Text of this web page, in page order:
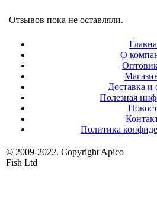
Отзывов пока не оставляли.
О
Доставка и
Полезная
Политика
© 2009-2022. Copyright Apico
Fish Ltd